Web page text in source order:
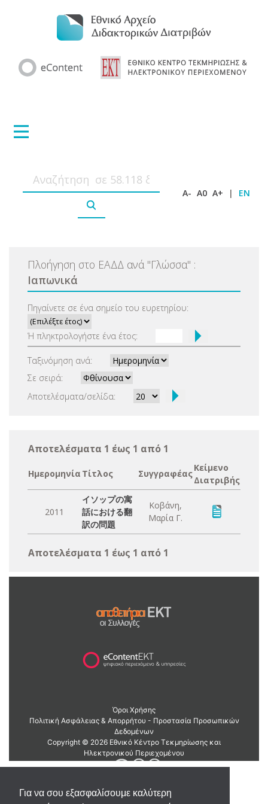
Για να σου εξασφαλίσουμε καλύτερη
A- A0 A+ | EN
Πλοήγηση στο ΕΑΔΔ ανά "Γλώσσα" :
Ιαπωνικά
Πηγαίνετε σε ένα σημείο του ευρετηρίου:
Ή πληκτρολογήστε ένα έτος:
Ταξινόμηση ανά:
Σε σειρά:
Αποτελέσματα/σελίδα:
Αποτελέσματα 1 έως 1 από 1
Ημερομηνία Τίτλος Συγγραφέας
Κείμενο
Διατριβής
2011
イソップの寓
話における翻
訳の問題
Κοβάνη,
Μαρία Γ.
Αποτελέσματα 1 έως 1 από 1